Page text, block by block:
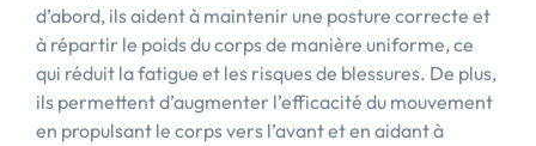
d’abord, ils aident à maintenir une posture correcte et
à répartir le poids du corps de manière uniforme, ce
qui réduit la fatigue et les risques de blessures. De plus,
ils permettent d’augmenter l’efficacité du mouvement
en propulsant le corps vers l’avant et en aidant à